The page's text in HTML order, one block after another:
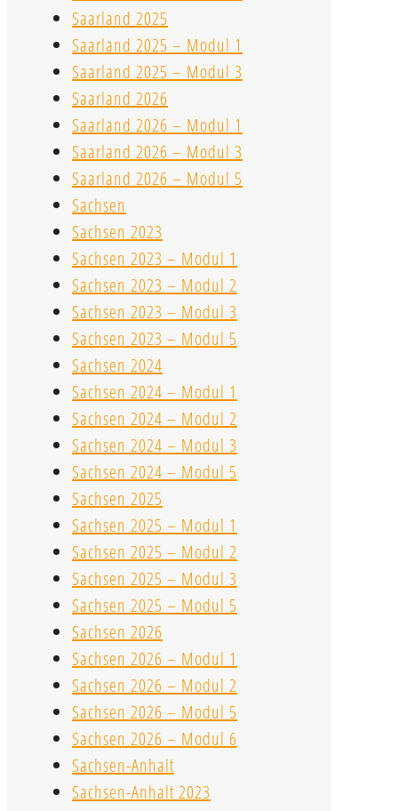
Saarland 2025
Saarland 2025 – Modul 1
Saarland 2025 – Modul 3
Saarland 2026
Saarland 2026 – Modul 1
Saarland 2026 – Modul 3
Saarland 2026 – Modul 5
Sachsen
Sachsen 2023
Sachsen 2023 – Modul 1
Sachsen 2023 – Modul 2
Sachsen 2023 – Modul 3
Sachsen 2023 – Modul 5
Sachsen 2024
Sachsen 2024 – Modul 1
Sachsen 2024 – Modul 2
Sachsen 2024 – Modul 3
Sachsen 2024 – Modul 5
Sachsen 2025
Sachsen 2025 – Modul 1
Sachsen 2025 – Modul 2
Sachsen 2025 – Modul 3
Sachsen 2025 – Modul 5
Sachsen 2026
Sachsen 2026 – Modul 1
Sachsen 2026 – Modul 2
Sachsen 2026 – Modul 5
Sachsen 2026 – Modul 6
Sachsen-Anhalt
Sachsen-Anhalt 2023